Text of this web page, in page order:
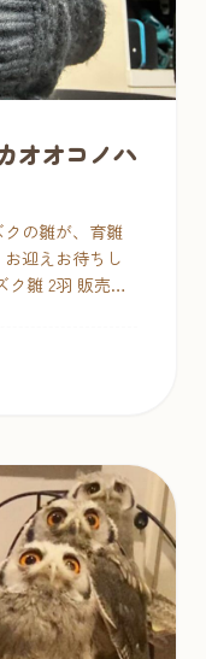
オオコノハ
の雛が、育雛
迎えお待ちし
雛 2羽 販売価